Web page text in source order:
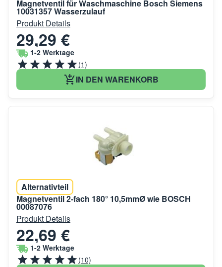
Magnetventil für Waschmaschine Bosch Siemens
10031357 Wasserzulauf
Produkt Details
29,29 €
1-2 Werktage
(1)
IN DEN WARENKORB
Alternativteil
Magnetventil 2-fach 180° 10,5mmØ wie BOSCH
00087076
Produkt Details
22,69 €
1-2 Werktage
(10)